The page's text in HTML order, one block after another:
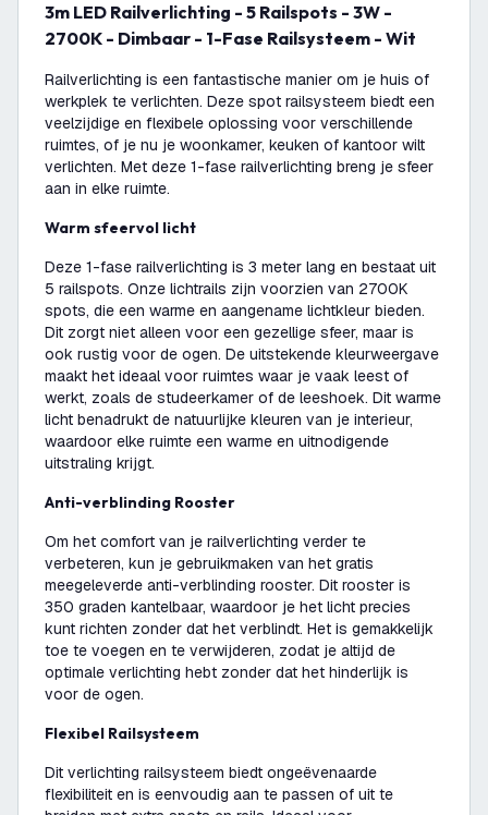
3m LED Railverlichting - 5 Railspots - 3W -
2700K - Dimbaar - 1-Fase Railsysteem - Wit
Railverlichting is een fantastische manier om je huis of
werkplek te verlichten. Deze spot railsysteem biedt een
veelzijdige en flexibele oplossing voor verschillende
ruimtes, of je nu je woonkamer, keuken of kantoor wilt
verlichten. Met deze 1-fase railverlichting breng je sfeer
aan in elke ruimte.
Warm sfeervol licht
Deze 1-fase railverlichting is 3 meter lang en bestaat uit
5 railspots. Onze lichtrails zijn voorzien van 2700K
spots, die een warme en aangename lichtkleur bieden.
Dit zorgt niet alleen voor een gezellige sfeer, maar is
ook rustig voor de ogen. De uitstekende kleurweergave
maakt het ideaal voor ruimtes waar je vaak leest of
werkt, zoals de studeerkamer of de leeshoek. Dit warme
licht benadrukt de natuurlijke kleuren van je interieur,
waardoor elke ruimte een warme en uitnodigende
uitstraling krijgt.
Anti-verblinding Rooster
Om het comfort van je railverlichting verder te
verbeteren, kun je gebruikmaken van het gratis
meegeleverde anti-verblinding rooster. Dit rooster is
350 graden kantelbaar, waardoor je het licht precies
kunt richten zonder dat het verblindt. Het is gemakkelijk
toe te voegen en te verwijderen, zodat je altijd de
optimale verlichting hebt zonder dat het hinderlijk is
voor de ogen.
Flexibel Railsysteem
Dit verlichting railsysteem biedt ongeëvenaarde
flexibiliteit en is eenvoudig aan te passen of uit te